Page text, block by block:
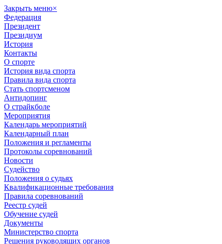
Закрыть меню×
Федерация
Президент
Президиум
История
Контакты
О спорте
История вида спорта
Правила вида спорта
Стать спортсменом
Антидопинг
О страйкболе
Мероприятия
Календарь мероприятий
Календарный план
Положения и регламенты
Протоколы соревнований
Новости
Судейство
Положения о судьях
Квалификационные требования
Правила соревнований
Реестр судей
Обучение судей
Документы
Министерство спорта
Решения руководящих органов